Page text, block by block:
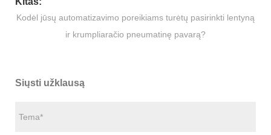
Kodėl jūsų automatizavimo poreikiams turėtų pasirinkti lentyną
ir krumpliaračio pneumatinę pavarą?
Siųsti užklausą